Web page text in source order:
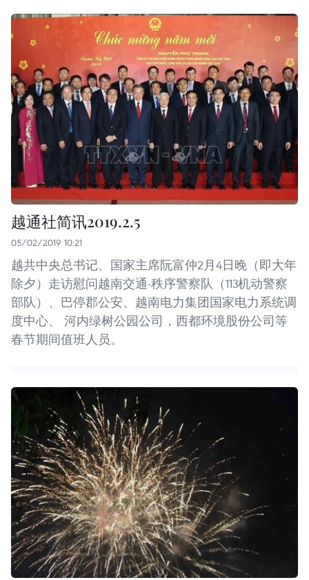
越通社简讯2019.2.5
05/02/2019 10:21
越共中央总书记、国家主席阮富仲2月4日晚（即大年
除夕）走访慰问越南交通-秩序警察队（113机动警察
部队）、巴停郡公安、越南电力集团国家电力系统调
度中心、 河内绿树公园公司，西都环境股份公司等
春节期间值班人员。